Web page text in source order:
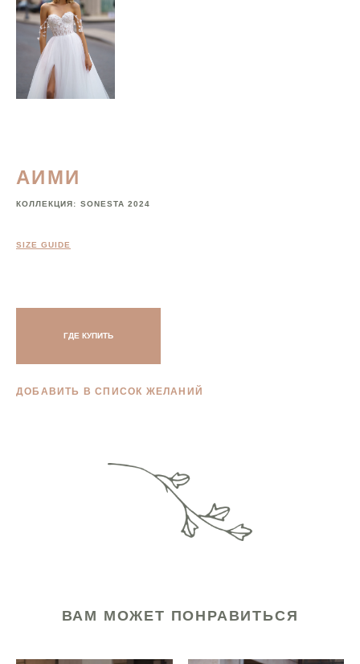
АИМИ
КОЛЛЕКЦИЯ: SONESTA 2024
SIZE GUIDE
ГДЕ КУПИТЬ
ДОБАВИТЬ В СПИСОК ЖЕЛАНИЙ
ВАМ МОЖЕТ ПОНРАВИТЬСЯ